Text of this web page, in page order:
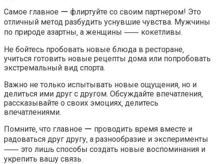
Самое главное ー флиртуйте со своим партнером!​ Это
отличный метод разбудить уснувшие чувства.​ Мужчины
по природе азартны‚ а женщины ⸺ кокетливы.​
Не бойтесь пробовать новые блюда в ресторане‚
учиться готовить новые рецепты дома или попробовать
экстремальный вид спорта.​
Важно не только испытывать новые ощущения‚ но и
делиться ими друг с другом.​ Обсуждайте впечатления‚
рассказывайте о своих эмоциях‚ делитесь
впечатлениями.​
Помните‚ что главное ー проводить время вместе и
радоваться друг другу‚ а разнообразие и эксперименты
⸺ это лишь способы создать новые воспоминания и
укрепить вашу связь.